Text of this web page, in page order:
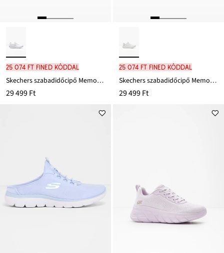
25 074 Ft FINED kóddal
Skechers szabadidőcipő Memory habszivaccsal
29 499 Ft
25 074 Ft FINED kóddal
Skechers szabadidőcipő Memory habszivaccsal
29 499 Ft